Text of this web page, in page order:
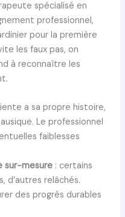
spécialisé en
professionnel,
pour la première
les faux pas, on
à reconnaître les
a sa propre histoire,
Le professionnel
faiblesses
sur-mesure: certains
d’autres relâchés.
des progrès durables